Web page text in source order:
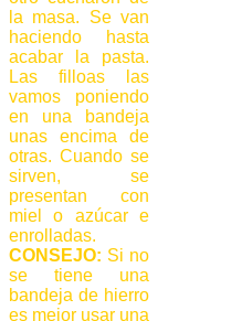
la masa. Se van
haciendo hasta
acabar la pasta.
Las filloas las
vamos poniendo
en una bandeja
unas encima de
otras. Cuando se
sirven, se
presentan con
miel o azúcar e
enrolladas.
CONSEJO: Si no
se tiene una
bandeja de hierro
es mejor usar una